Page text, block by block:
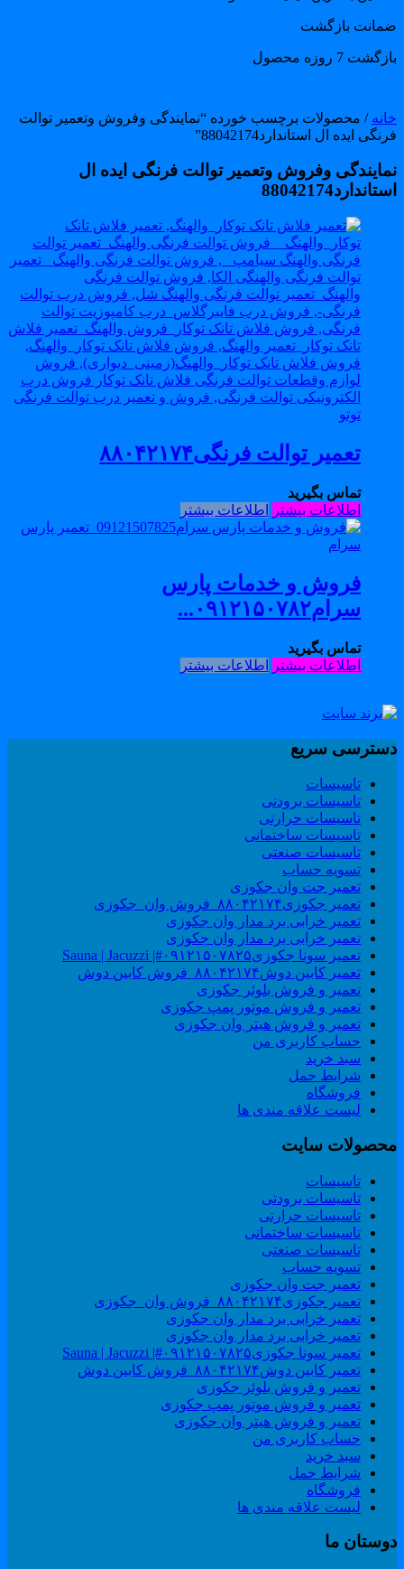
بازگشت
7 روزه محصول
/ محصولات برچسب خورده “نمایندگی وفروش وتعمیر توالت
ایده ال استاندارد88042174”
وفروش وتعمیر توالت فرنگی ایده ال
تعمیر توالت فرنگی۸۸۰۴۲۱۷۴
تماس بگیرید
اطلاعات بیشتر اطلاعات بیشتر
فروش و خدمات پارس
سرام۰۹۱۲۱۵۰۷۸۲...
تماس بگیرید
اطلاعات بیشتر اطلاعات بیشتر
سریع
تاسیسات
تاسیسات برودتی
تاسیسات حرارتی
تاسیسات ساختمانی
تاسیسات صنعتی
تسویه حساب
تعمیر جت وان جکوزی
تعمیر جکوزی۸۸۰۴۲۱۷۴_فروش وان_جکوزی
تعمیر خرابی برد مدار وان جکوزی
تعمیر خرابی برد مدار وان جکوزی
تعمیر سونا جکوزی۰۹۱۲۱۵۰۷۸۲۵#| Sauna | Jacuzzi
تعمیر کابین دوش۸۸۰۴۲۱۷۴_فروش کابین دوش
تعمیر و فروش بلوئر جکوزی
تعمیر و فروش موتور پمپ جکوزی
تعمیر و فروش هیتر وان جکوزی
حساب کاربری من
سبد خرید
شرایط حمل
فروشگاه
لیست علاقه مندی ها
سایت
تاسیسات
تاسیسات برودتی
تاسیسات حرارتی
تاسیسات ساختمانی
تاسیسات صنعتی
تسویه حساب
تعمیر جت وان جکوزی
تعمیر جکوزی۸۸۰۴۲۱۷۴_فروش وان_جکوزی
تعمیر خرابی برد مدار وان جکوزی
تعمیر خرابی برد مدار وان جکوزی
تعمیر سونا جکوزی۰۹۱۲۱۵۰۷۸۲۵#| Sauna | Jacuzzi
تعمیر کابین دوش۸۸۰۴۲۱۷۴_فروش کابین دوش
تعمیر و فروش بلوئر جکوزی
تعمیر و فروش موتور پمپ جکوزی
تعمیر و فروش هیتر وان جکوزی
حساب کاربری من
سبد خرید
شرایط حمل
فروشگاه
لیست علاقه مندی ها
ما